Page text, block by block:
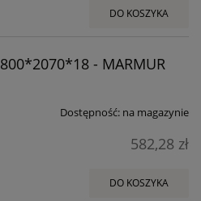
DO KOSZYKA
- MARMUR
Dostępność: na magazynie
582,28 zł
DO KOSZYKA